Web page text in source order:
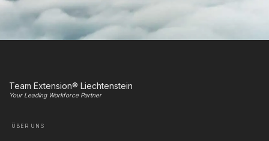
Team Extension® Liechtenstein
Your Leading Workforce Partner
ÜBER UNS